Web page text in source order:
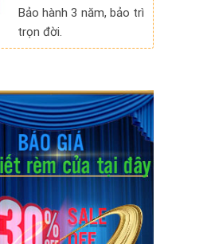
Bảo hành 3 năm, bảo trì
trọn đời.